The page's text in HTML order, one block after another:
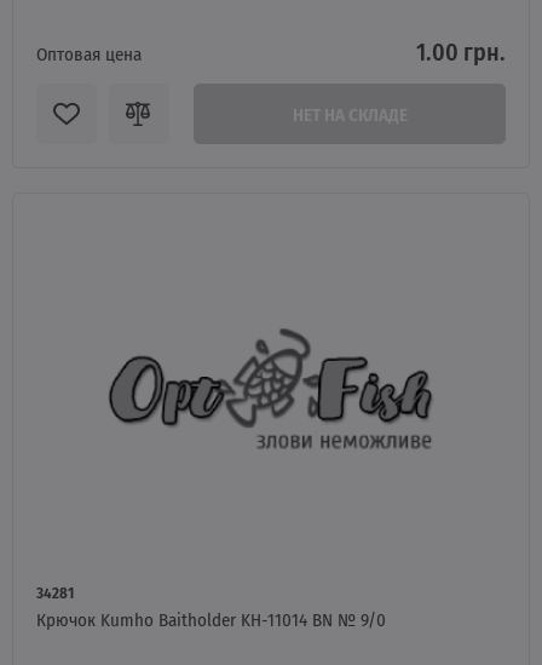
Оптовая цена 1.00 грн.
34281
Крючок Kumho Baitholder KH-11014 BN № 9/0